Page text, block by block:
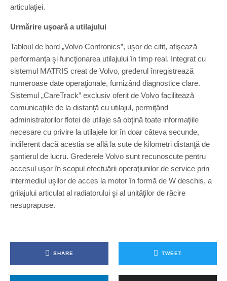
articulaţiei.
Urmărire uşoară a utilajului
Tabloul de bord „Volvo Contronics”, uşor de citit, afişează
performanţa şi funcţionarea utilajului în timp real. Integrat cu
sistemul MATRIS creat de Volvo, grederul înregistrează
numeroase date operaţionale, furnizând diagnostice clare.
Sistemul „CareTrack” exclusiv oferit de Volvo facilitează
comunicaţiile de la distanţă cu utilajul, permiţând
administratorilor flotei de utilaje să obţină toate informaţiile
necesare cu privire la utilajele lor în doar câteva secunde,
indiferent dacă acestia se află la sute de kilometri distanţă de
şantierul de lucru. Grederele Volvo sunt recunoscute pentru
accesul uşor în scopul efectuării operaţiunilor de service prin
intermediul uşilor de acces la motor în formă de W deschis, a
grilajului articulat al radiatorului şi al unităţilor de răcire
nesuprapuse.
SHARE TWEET